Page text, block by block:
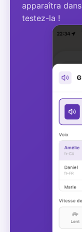
apparaîtra
testez-la !